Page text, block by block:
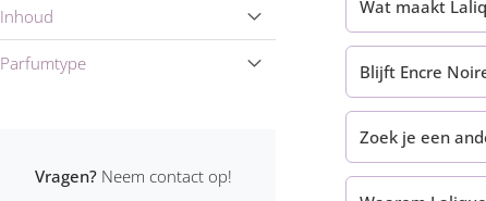
Wat maakt
Blijft Encre
Zoek je een
Bentley heren
Brioni heren
Inhoud
Parfumtype
Vragen? Neem contact op!